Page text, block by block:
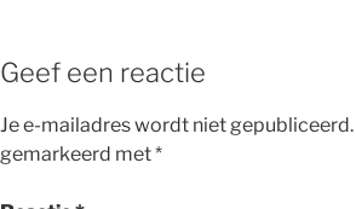
Geef een reactie
Je e-mailadres wordt niet gepubliceerd.
gemarkeerd met*